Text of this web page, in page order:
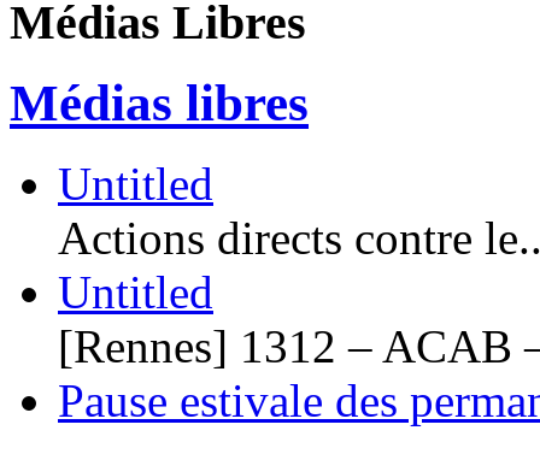
Médias Libres
Médias libres
Untitled
Actions directs contre
Untitled
[Rennes] 1312 – ACAB
Pause estivale des